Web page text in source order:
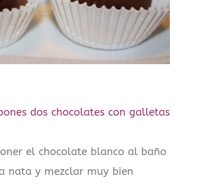
dos chocolates con galletas
el chocolate blanco al baño
nata y mezclar muy bien